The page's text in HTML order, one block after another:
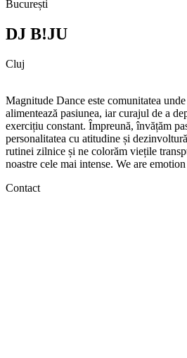
București
DJ B!JU
Cluj
Magnitude Dance este comunitatea
alimentează pasiunea, iar curajul de a
exercițiu constant. Împreună, învățăm
personalitatea cu atitudine și
rutinei zilnice și ne colorăm viețile
noastre cele mai intense. We are
Contact